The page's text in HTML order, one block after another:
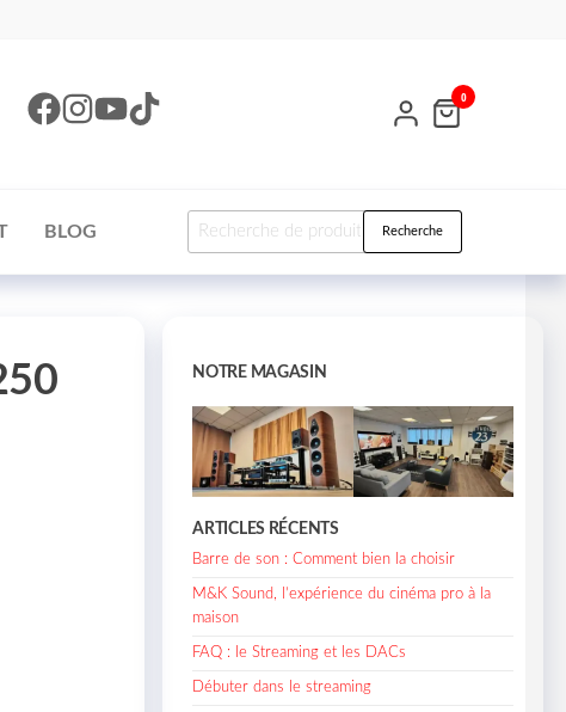
0
BLOG Recherche
NOTRE MAGASIN
ARTICLES RÉCENTS
Barre de son : Comment bien la choisir
M&K Sound, l’expérience du cinéma pro à la
maison
FAQ : le Streaming et les DACs
Débuter dans le streaming